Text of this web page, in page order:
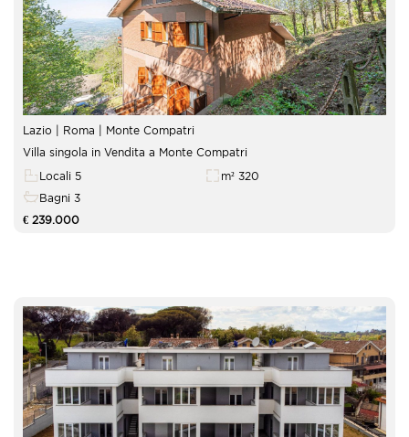
Lazio | Roma | Monte Compatri
Villa singola in Vendita a Monte Compatri
Locali 5
m² 320
Bagni 3
€ 239.000